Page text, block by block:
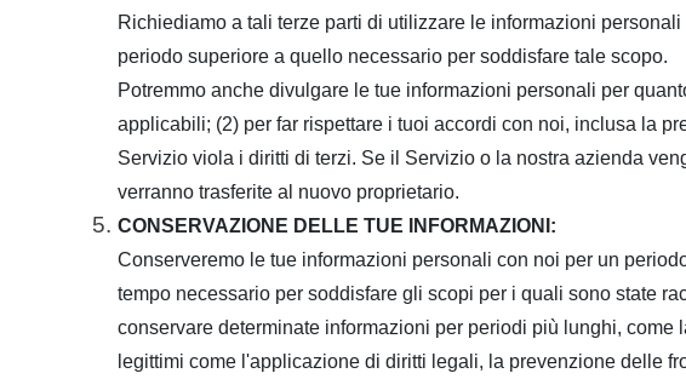
Richiediamo a tali terze parti di utilizzare le informazioni
periodo superiore a quello necessario per soddisfare tale scopo.
Potremmo anche divulgare le tue informazioni personali per
applicabili; (2) per far rispettare i tuoi accordi con noi, inclusa la
Servizio viola i diritti di terzi. Se il Servizio o la nostra azienda
verranno trasferite al nuovo proprietario.
CONSERVAZIONE DELLE TUE INFORMAZIONI:
Conserveremo le tue informazioni personali con noi per un
tempo necessario per soddisfare gli scopi per i quali sono state
conservare determinate informazioni per periodi più lunghi,
legittimi come l'applicazione di diritti legali, la prevenzione delle